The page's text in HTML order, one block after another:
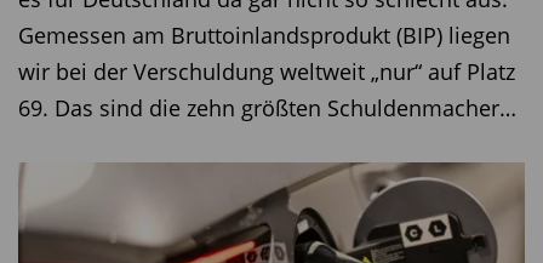
Gemessen am Bruttoinlandsprodukt (BIP) liegen
wir bei der Verschuldung weltweit „nur“ auf Platz
69. Das sind die zehn größten Schuldenmacher…